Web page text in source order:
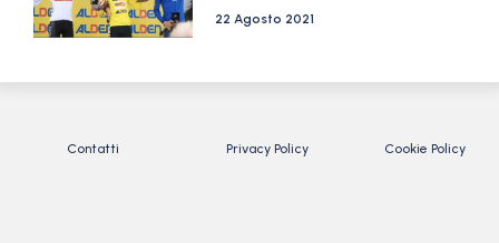
22 Agosto 2021
Contatti Privacy Policy Cookie Policy